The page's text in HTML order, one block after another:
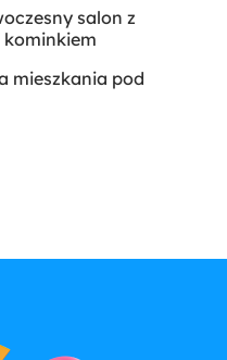
salon z
mieszkania pod